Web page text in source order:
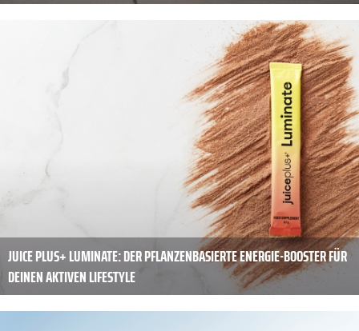
JUICE PLUS+ LUMINATE: DER PFLANZENBASIERTE ENERGIE-BOOSTER FÜR
DEINEN AKTIVEN LIFESTYLE